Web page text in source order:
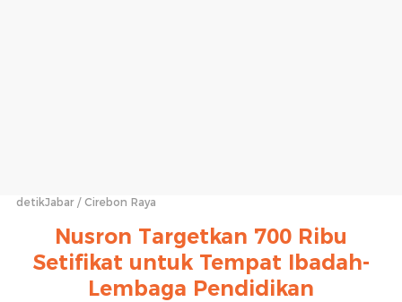
detikJabar Cirebon Raya
Nusron Targetkan 700 Ribu
Setifikat untuk Tempat Ibadah-
Lembaga Pendidikan